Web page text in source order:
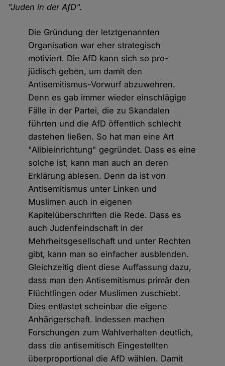
"Juden in der AfD".
Die Gründung der letztgenannten
Organisation war eher strategisch
motiviert. Die AfD kann sich so pro-
jüdisch geben, um damit den
Antisemitismus-Vorwurf abzuwehren.
Denn es gab immer wieder einschlägige
Fälle in der Partei, die zu Skandalen
führten und die AfD öffentlich schlecht
dastehen ließen. So hat man eine Art
"Alibieinrichtung" gegründet. Dass es eine
solche ist, kann man auch an deren
Erklärung ablesen. Denn da ist von
Antisemitismus unter Linken und
Muslimen auch in eigenen
Kapitelüberschriften die Rede. Dass es
auch Judenfeindschaft in der
Mehrheitsgesellschaft und unter Rechten
gibt, kann man so einfacher ausblenden.
Gleichzeitig dient diese Auffassung dazu,
dass man den Antisemitismus primär den
Flüchtlingen oder Muslimen zuschiebt.
Dies entlastet scheinbar die eigene
Anhängerschaft. Indessen machen
Forschungen zum Wahlverhalten deutlich,
dass die antisemitisch Eingestellten
überproportional die AfD wählen. Damit